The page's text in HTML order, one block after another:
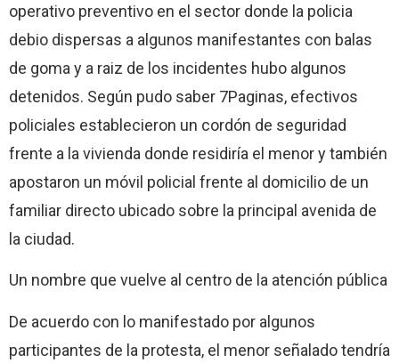
operativo preventivo en el sector donde la policia
debio dispersas a algunos manifestantes con balas
de goma y a raiz de los incidentes hubo algunos
detenidos. Según pudo saber 7Paginas, efectivos
policiales establecieron un cordón de seguridad
frente a la vivienda donde residiría el menor y también
apostaron un móvil policial frente al domicilio de un
familiar directo ubicado sobre la principal avenida de
la ciudad.
Un nombre que vuelve al centro de la atención pública
De acuerdo con lo manifestado por algunos
participantes de la protesta, el menor señalado tendría